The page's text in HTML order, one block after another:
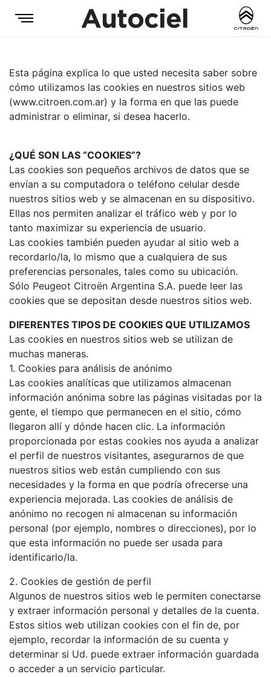
Esta página explica lo que usted necesita saber sobre
cómo utilizamos las cookies en nuestros sitios web
(www.citroen.com.ar) y la forma en que las puede
administrar o eliminar, si desea hacerlo.
¿QUÉ SON LAS “COOKIES”?
Las cookies son pequeños archivos de datos que se
envían a su computadora o teléfono celular desde
nuestros sitios web y se almacenan en su dispositivo.
Ellas nos permiten analizar el tráfico web y por lo
tanto maximizar su experiencia de usuario.
Las cookies también pueden ayudar al sitio web a
recordarlo/la, lo mismo que a cualquiera de sus
preferencias personales, tales como su ubicación.
Sólo Peugeot Citroën Argentina S.A. puede leer las
cookies que se depositan desde nuestros sitios web.
DIFERENTES TIPOS DE COOKIES QUE UTILIZAMOS
Las cookies en nuestros sitios web se utilizan de
muchas maneras.
1. Cookies para análisis de anónimo
Las cookies analíticas que utilizamos almacenan
información anónima sobre las páginas visitadas por la
gente, el tiempo que permanecen en el sitio, cómo
llegaron allí y dónde hacen clic. La información
proporcionada por estas cookies nos ayuda a analizar
el perfil de nuestros visitantes, asegurarnos de que
nuestros sitios web están cumpliendo con sus
necesidades y la forma en que podría ofrecerse una
experiencia mejorada. Las cookies de análisis de
anónimo no recogen ni almacenan su información
personal (por ejemplo, nombres o direcciones), por lo
que esta información no puede ser usada para
identificarlo/la.
2. Cookies de gestión de perfil
Algunos de nuestros sitios web le permiten conectarse
y extraer información personal y detalles de la cuenta.
Estos sitios web utilizan cookies con el fin de, por
ejemplo, recordar la información de su cuenta y
determinar si Ud. puede extraer información guardada
o acceder a un servicio particular.